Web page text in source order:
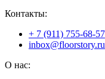
Контакты:
+ 7 (911) 755-68-57
inbox@floorstory.ru
О нас: